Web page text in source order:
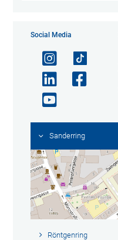
Social Media
Sanderring
Röntgenring